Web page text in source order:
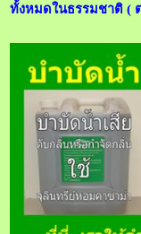
ทั้งหมดในธรรมชาติ (